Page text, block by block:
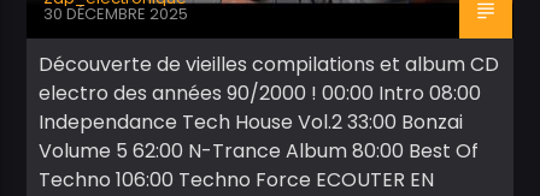
30 DÉCEMBRE 2025
Découverte de vieilles compilations et album CD
electro des années 90/2000 ! 00:00 Intro 08:00
Independance Tech House Vol.2 33:00 Bonzai
Volume 5 62:00 N-Trance Album 80:00 Best Of
Techno 106:00 Techno Force ECOUTER EN